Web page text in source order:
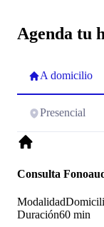
Agenda tu
A domicilio
Presencial
Consulta
Modalidad
Duración60 min